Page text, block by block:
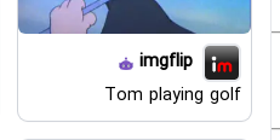
imgflip
Tom playing golf